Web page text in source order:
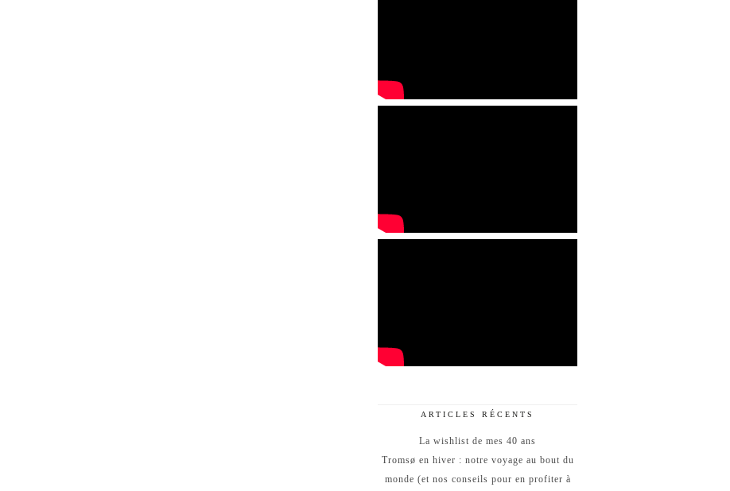
ARTICLES RÉCENTS
La wishlist de mes 40 ans
Tromsø en hiver : notre voyage au bout du
monde (et nos conseils pour en profiter à